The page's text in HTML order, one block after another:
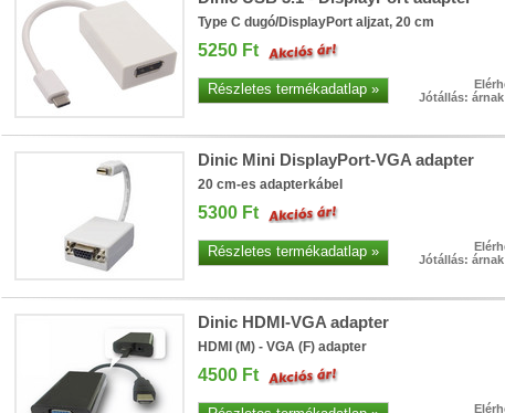
• Hardver RAID-es tárhely és extra gyors munkaterület egy
csatlakozás (10 Gbit/sec) • 4×HDD/SSD RAID0/1/JBOD/
kapacitással • 4×M.2 SSD egyidejű használata a nagyon
• Hardver RAID-es tárhely és extra gyors munkaterület egy
csatlakozás (10 Gbit/sec)
• 2×HDD/SSD RAID0/1/JBOD/
Type C dugó/DisplayPort aljzat, 20 cm
5250 Ft
Részletes termékadatlap »
Jótállás:
Dinic Mini DisplayPort-VGA adapter
20 cm-es adapterkábel
5300 Ft
Részletes termékadatlap »
Jótállás:
Dinic HDMI-VGA adapter
HDMI (M) - VGA (F) adapter
4500 Ft